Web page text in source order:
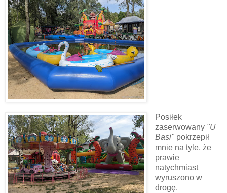
Posiłek
zaserwowany "U
Basi"pokrzepił
mnie na tyle, że
prawie
natychmiast
wyruszono w
drogę.